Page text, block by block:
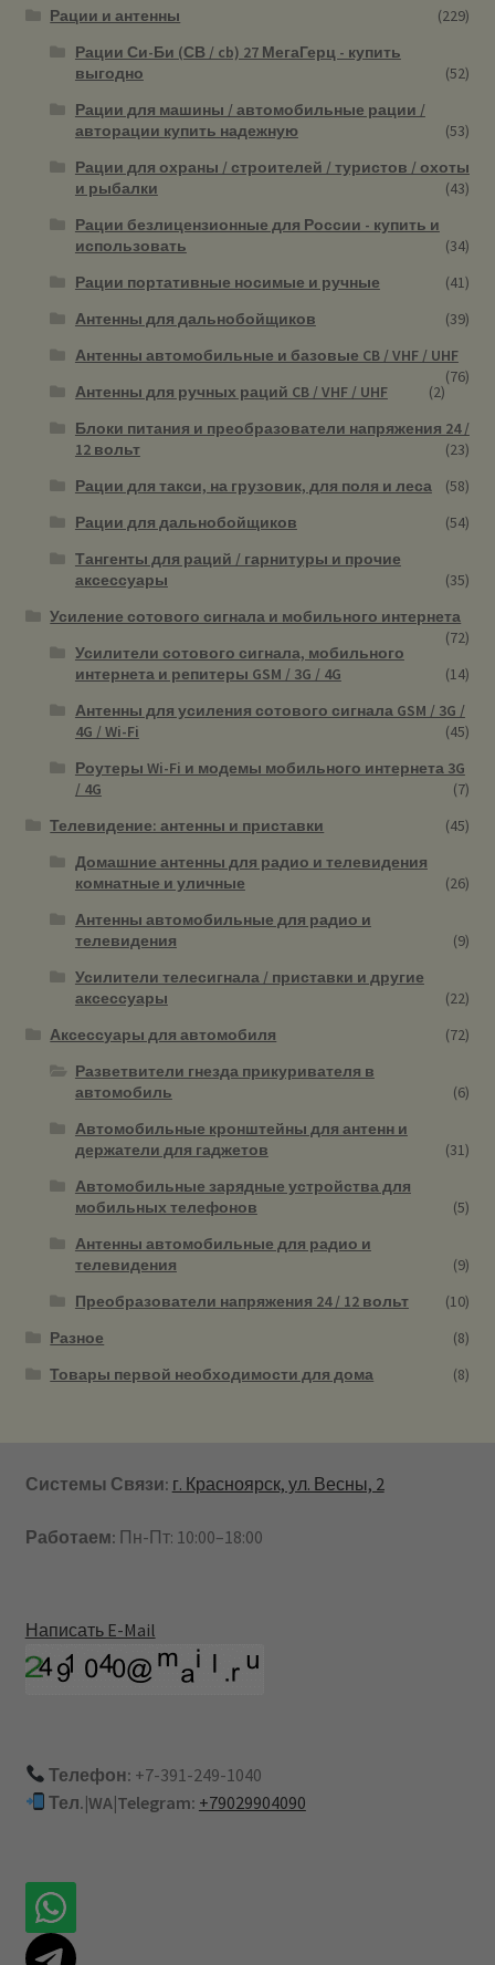
Рации и антенны
(229)
Рации Си-Би (СВ / cb) 27 МегаГерц - купить
выгодно
(52)
Рации для машины / автомобильные рации /
авторации купить надежную
(53)
Рации для охраны / строителей / туристов / охоты
и рыбалки
(43)
Рации безлицензионные для России - купить и
использовать
(34)
Рации портативные носимые и ручные
(41)
Антенны для дальнобойщиков
(39)
Антенны автомобильные и базовые CB / VHF / UHF
(76)
Антенны для ручных раций CB / VHF / UHF
(2)
Блоки питания и преобразователи напряжения 24 /
12 вольт
(23)
Рации для такси, на грузовик, для поля и леса
(58)
Рации для дальнобойщиков
(54)
Тангенты для раций / гарнитуры и прочие
аксессуары
(35)
Усиление сотового сигнала и мобильного интернета
(72)
Усилители сотового сигнала, мобильного
интернета и репитеры GSM / 3G / 4G
(14)
Антенны для усиления сотового сигнала GSM / 3G /
4G / Wi-Fi
(45)
Роутеры Wi-Fi и модемы мобильного интернета 3G
/ 4G
(7)
Телевидение: антенны и приставки
(45)
Домашние антенны для радио и телевидения
комнатные и уличные
(26)
Антенны автомобильные для радио и
телевидения
(9)
Усилители телесигнала / приставки и другие
аксессуары
(22)
Аксессуары для автомобиля
(72)
Разветвители гнезда прикуривателя в
автомобиль
(6)
Автомобильные кронштейны для антенн и
держатели для гаджетов
(31)
Автомобильные зарядные устройства для
мобильных телефонов
(5)
Антенны автомобильные для радио и
телевидения
(9)
Преобразователи напряжения 24 / 12 вольт
(10)
Разное
(8)
Товары первой необходимости для дома
(8)
Системы Связи: г. Красноярск, ул. Весны, 2
Работаем: Пн-Пт: 10:00–18:00
Написать E-Mail
Телефон: +7-391-249-1040
Тел.|WA|Telegram: +79029904090